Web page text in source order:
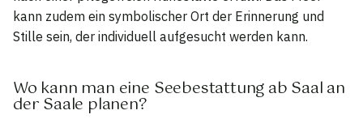
kann zudem ein symbolischer Ort der Erinnerung und
Stille sein, der individuell aufgesucht werden kann.
Wo kann man eine Seebestattung ab Saal an
der Saale planen?